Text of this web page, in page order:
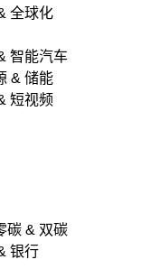
球化
能汽车
储能
视频
& 双碳
行